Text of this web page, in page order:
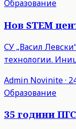
Образование
Нов STEM
СУ „Васил
технологии.
Admin Novinite·
Образование
35 години